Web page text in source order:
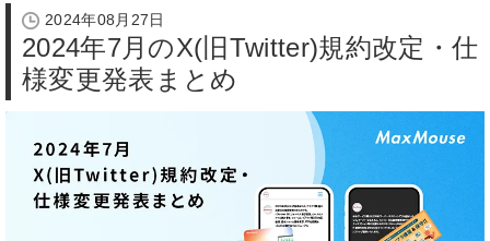
2024年08月27日
2024年7月のX(旧Twitter)規約改定・仕
様変更発表まとめ